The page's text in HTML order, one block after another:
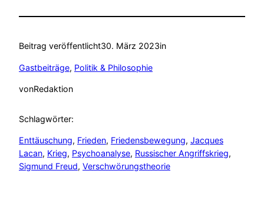
Beitrag veröffentlicht30. März 2023in
Gastbeiträge, Politik & Philosophie
vonRedaktion
Schlagwörter:
Enttäuschung, Frieden, Friedensbewegung, Jacques
Lacan, Krieg, Psychoanalyse, Russischer Angriffskrieg
Sigmund Freud, Verschwörungstheorie